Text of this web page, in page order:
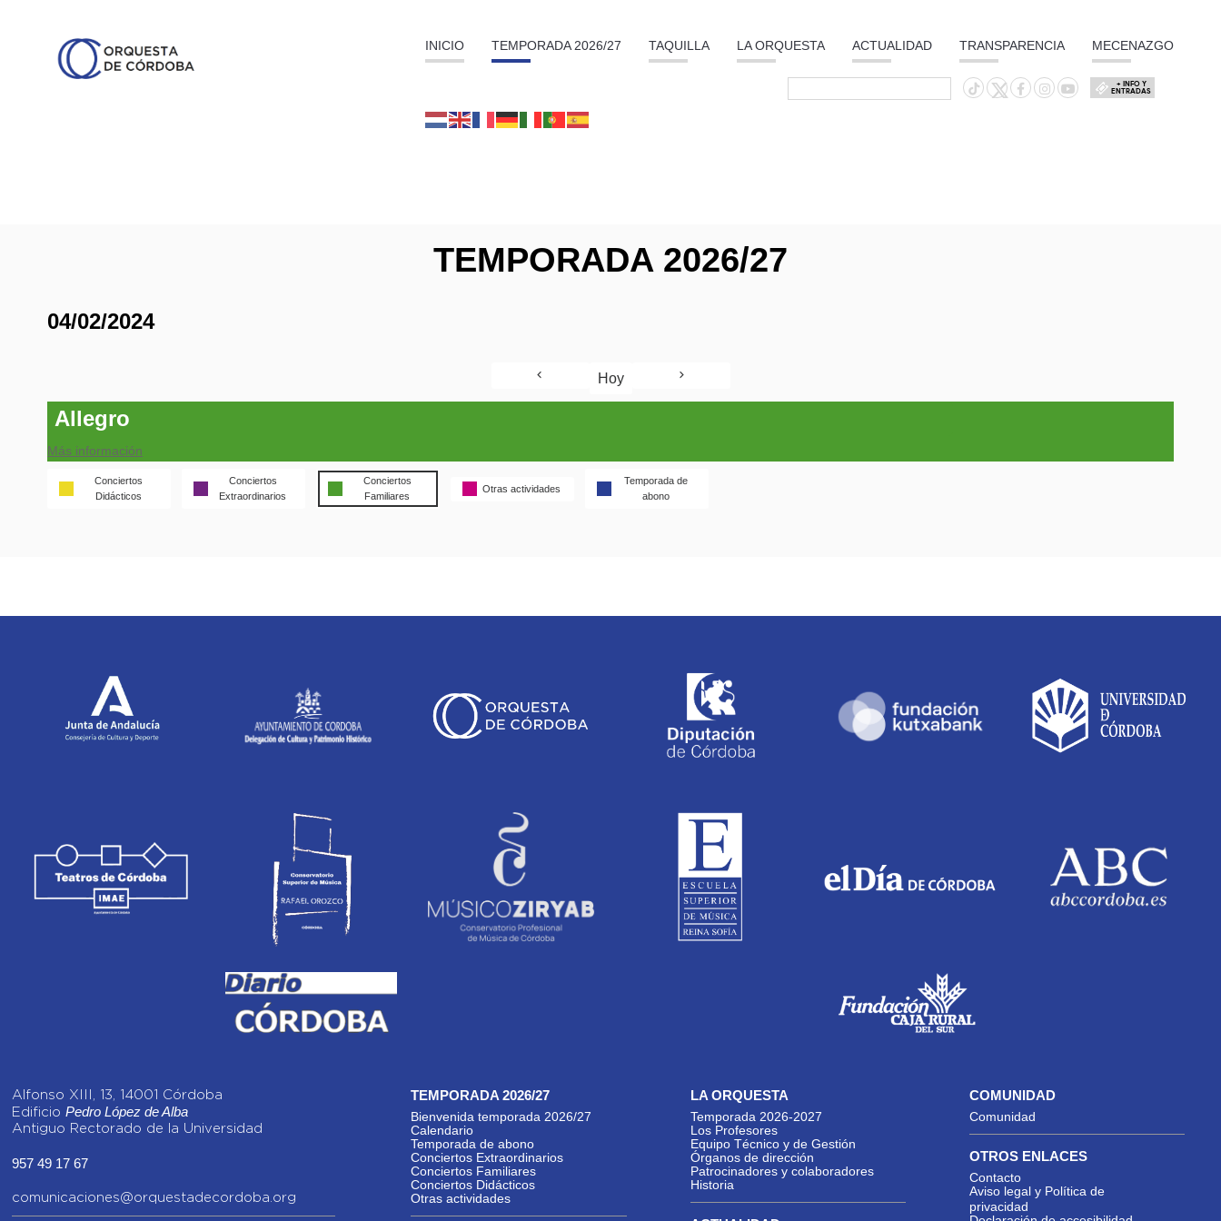
INICIO TEMPORADA 2026/27 TAQUILLA LA ORQUESTA ACTUALIDAD TRANSPARENCIA MECENAZGO
+ INFO Y
ENTRADAS
TEMPORADA 2026/27
04/02/2024
Hoy
Allegro
Más información
Conciertos
Didácticos
Conciertos
Extraordinarios
Conciertos
Familiares
Otras actividades
Temporada de
abono
Alfonso XIII, 13, 14001 Córdoba
Edificio Pedro López de Alba
Antiguo Rectorado de la Universidad
957 49 17 67
comunicaciones@orquestadecordoba.org
TEMPORADA 2026/27
Bienvenida temporada 2026/27
Calendario
Temporada de abono
Conciertos Extraordinarios
Conciertos Familiares
Conciertos Didácticos
Otras actividades
LA ORQUESTA
Temporada 2026-2027
Los Profesores
Equipo Técnico y de Gestión
Órganos de dirección
Patrocinadores y colaboradores
Historia
COMUNIDAD
Comunidad
OTROS ENLACES
Contacto
Aviso legal y Política de
privacidad